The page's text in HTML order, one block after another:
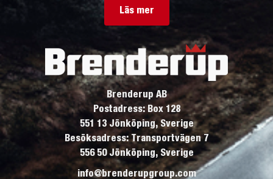
Läs mer
Brenderup AB
Postadress: Box 128
551 13 Jönköping, Sverige
Besöksadress: Transportvägen 7
556 50 Jönköping, Sverige
info@brenderupgroup.com